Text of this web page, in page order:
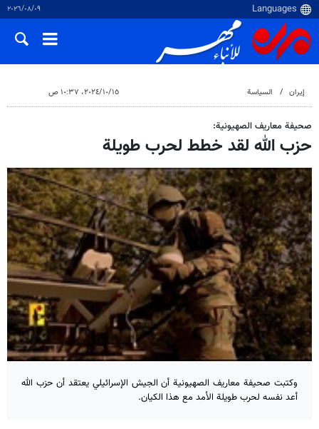
٠٩‏/٠٨‏/٢٠٢٦
إيران السياسة ١٥‏/١٠‏/٢٠٢٤، ١٠:٣٧ ص
صحيفة معاريف الصهيونية:
حزب الله لقد خطط لحرب طويلة
وكتبت صحيفة معاريف الصهيونية أن الجيش الإسرائيلي يعتقد أن حزب الله
أعد نفسه لحرب طويلة الأمد مع هذا الکیان.